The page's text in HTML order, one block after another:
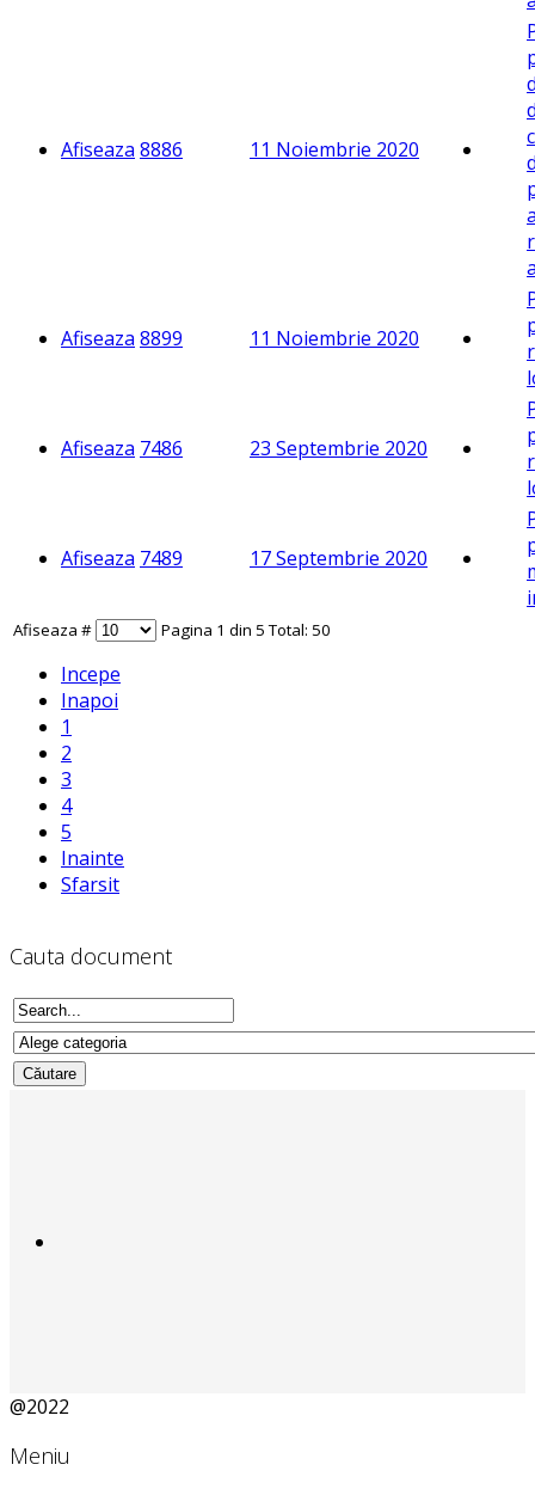
Afiseaza # Pagina 1 din 5 Total: 50
Incepe
Inapoi
1
2
3
4
5
Inainte
Sfarsit
Afiseaza 8886 11 Noiembrie 2020
Afiseaza 8899 11 Noiembrie 2020
Afiseaza 7486 23 Septembrie 2020
Afiseaza 7489 17 Septembrie 2020
Cauta document
@2022
Meniu